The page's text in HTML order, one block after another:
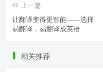
上一篇
让翻译变得更智能——选择
易翻译，易翻译成英语
相关推荐